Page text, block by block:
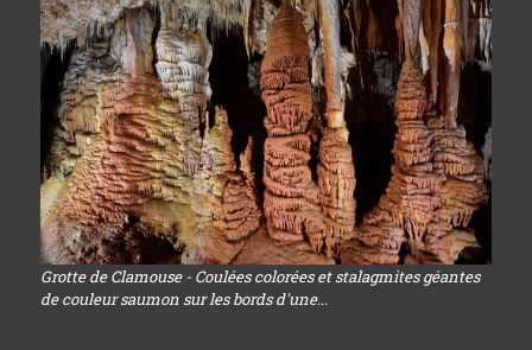
Grotte de Clamouse - Coulées colorées et stalagmites géantes
de couleur saumon sur les bords d'une...